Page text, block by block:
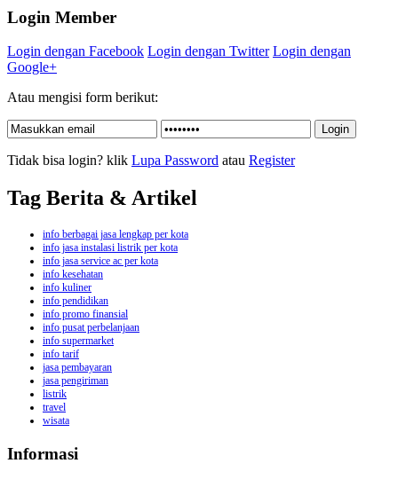
Login Member
Login dengan Facebook Login dengan Twitter Login dengan
Google+
Atau mengisi form berikut:
Tidak bisa login? klik Lupa Password atau Register
Tag Berita & Artikel
info berbagai jasa lengkap per kota
info jasa instalasi listrik per kota
info jasa service ac per kota
info kesehatan
info kuliner
info pendidikan
info promo finansial
info pusat perbelanjaan
info supermarket
info tarif
jasa pembayaran
jasa pengiriman
listrik
travel
wisata
Informasi